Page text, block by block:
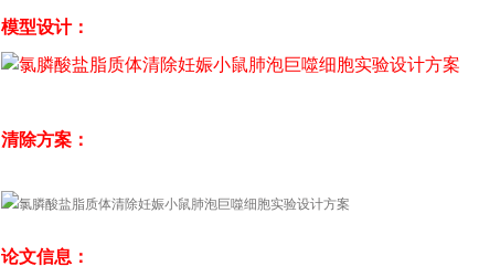
模型设计：
清除方案：
论文信息：